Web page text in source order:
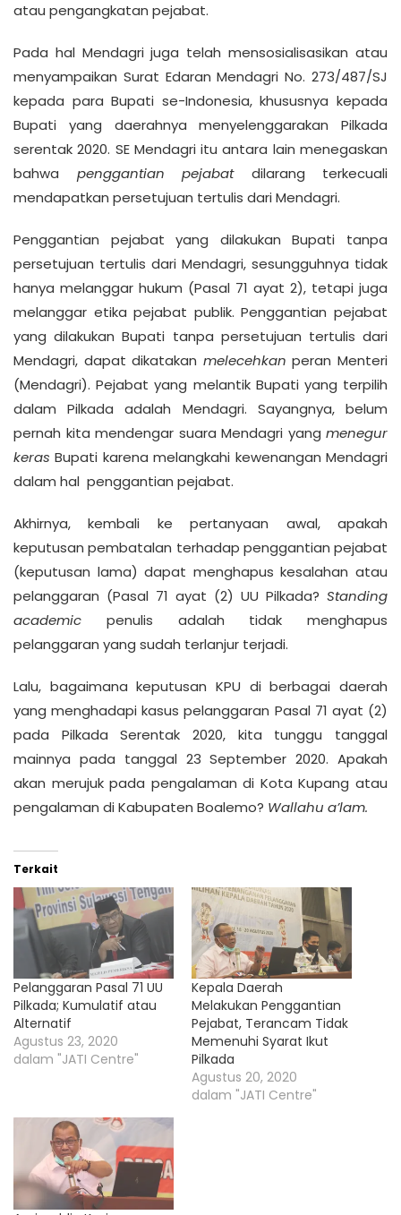
atau pengangkatan pejabat.
Pada hal Mendagri juga telah mensosialisasikan atau
menyampaikan Surat Edaran Mendagri No. 273/487/SJ
kepada para Bupati se-Indonesia, khususnya kepada
Bupati yang daerahnya menyelenggarakan Pilkada
serentak 2020. SE Mendagri itu antara lain menegaskan
bahwa penggantian pejabat dilarang terkecuali
mendapatkan persetujuan tertulis dari Mendagri.
Penggantian pejabat yang dilakukan Bupati tanpa
persetujuan tertulis dari Mendagri, sesungguhnya tidak
hanya melanggar hukum (Pasal 71 ayat 2), tetapi juga
melanggar etika pejabat publik. Penggantian pejabat
yang dilakukan Bupati tanpa persetujuan tertulis dari
Mendagri, dapat dikatakan melecehkanperan Menteri
(Mendagri). Pejabat yang melantik Bupati yang terpilih
dalam Pilkada adalah Mendagri. Sayangnya, belum
pernah kita mendengar suara Mendagri yang menegur
keras Bupati karena melangkahi kewenangan Mendagri
dalam hal penggantian pejabat.
Akhirnya, kembali ke pertanyaan awal, apakah
keputusan pembatalan terhadap penggantian pejabat
(keputusan lama) dapat menghapus kesalahan atau
pelanggaran (Pasal 71 ayat (2) UU Pilkada? Standing
academic penulis adalah tidak menghapus
pelanggaran yang sudah terlanjur terjadi.
Lalu, bagaimana keputusan KPU di berbagai daerah
yang menghadapi kasus pelanggaran Pasal 71 ayat (2)
pada Pilkada Serentak 2020, kita tunggu tanggal
mainnya pada tanggal 23 September 2020. Apakah
akan merujuk pada pengalaman di Kota Kupang atau
pengalaman di Kabupaten Boalemo? Wallahu a’lam.
Terkait
Pelanggaran Pasal 71 UU
Pilkada; Kumulatif atau
Alternatif
Agustus 23, 2020
dalam "JATI Centre"
Kepala Daerah
Melakukan Penggantian
Pejabat, Terancam Tidak
Memenuhi Syarat Ikut
Pilkada
Agustus 20, 2020
dalam "JATI Centre"